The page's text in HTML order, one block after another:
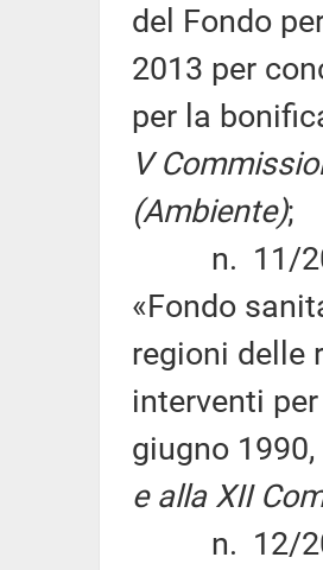
del Fondo
2013 per
per la
V
(Ambiente);
n. 11/
«Fondo
regioni delle
interventi
giugno
e alla XII
n. 12/